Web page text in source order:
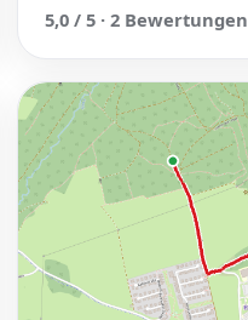
5,0 / 5 · 2 Bewertungen